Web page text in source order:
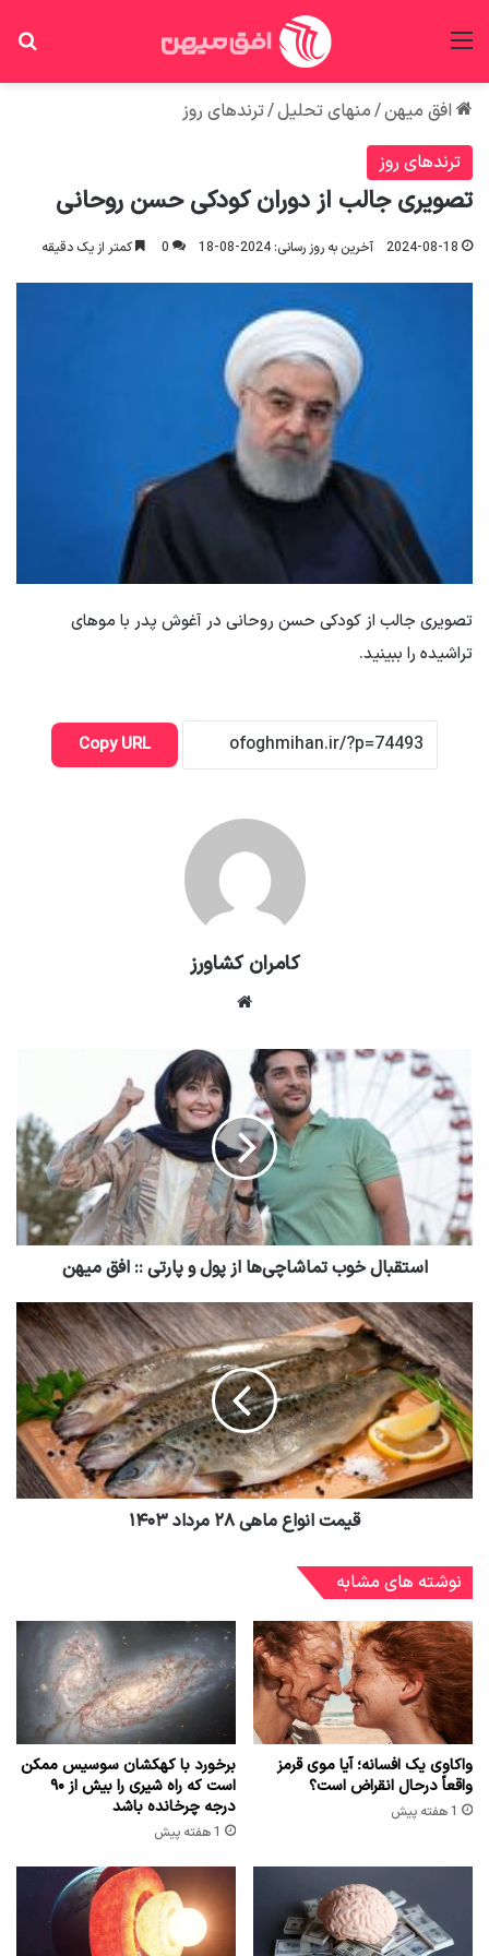
افق میهن/منهای تحلیل/ترندهای روز
ترندهای روز
تصویری جالب از دوران کودکی حسن روحانی
2024-08-18 آخرین به روز رسانی: 2024-08-18 0 کمتر از یک دقیقه
تصویری جالب از کودکی حسن روحانی در آغوش پدر با موهای
تراشیده را ببینید.
Copy URL
کامران کشاورز
استقبال خوب تماشاچی‌ها از پول و پارتی :: افق میهن
قیمت انواع ماهی ۲۸ مرداد ۱۴۰۳
نوشته های مشابه
واکاوی یک افسانه؛ آیا موی قرمز
واقعاً درحال انقراض است؟
1 هفته پیش
برخورد با کهکشان سوسیس ممکن
است که راه شیری را بیش از ۹۰
درجه چرخانده باشد
1 هفته پیش